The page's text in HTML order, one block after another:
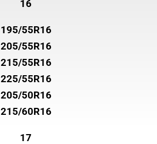
16
195/55R16
205/55R16
215/55R16
225/55R16
205/50R16
215/60R16
17